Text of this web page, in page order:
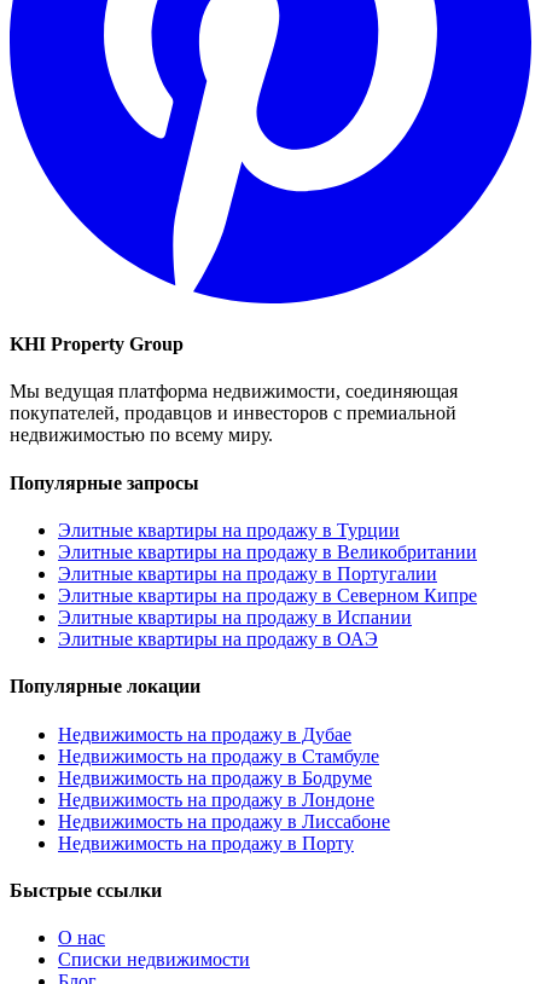
KHI Property Group
Мы ведущая платформа недвижимости, соединяющая
покупателей, продавцов и инвесторов с премиальной
недвижимостью по всему миру.
Популярные запросы
Элитные квартиры на продажу в Турции
Элитные квартиры на продажу в Великобритании
Элитные квартиры на продажу в Португалии
Элитные квартиры на продажу в Северном Кипре
Элитные квартиры на продажу в Испании
Элитные квартиры на продажу в ОАЭ
Популярные локации
Недвижимость на продажу в Дубае
Недвижимость на продажу в Стамбуле
Недвижимость на продажу в Бодруме
Недвижимость на продажу в Лондоне
Недвижимость на продажу в Лиссабоне
Недвижимость на продажу в Порту
Быстрые ссылки
О нас
Списки недвижимости